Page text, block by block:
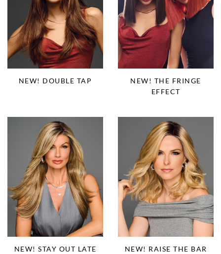
NEW! DOUBLE TAP
NEW! THE FRINGE
EFFECT
NEW! STAY OUT LATE NEW! RAISE THE BAR